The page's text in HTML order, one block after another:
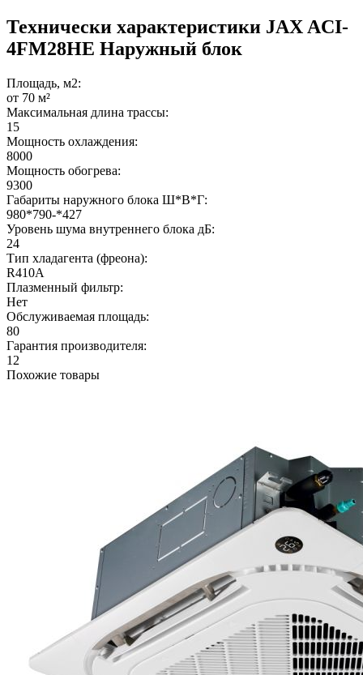
Технически характеристики JAX ACI-
4FM28HE Наружный блок
Площадь, м2:
от 70 м²
Максимальная длина трассы:
15
Мощность охлаждения:
8000
Мощность обогрева:
9300
Габариты наружного блока Ш*В*Г:
980*790-*427
Уровень шума внутреннего блока дБ:
24
Тип хладагента (фреона):
R410A
Плазменный фильтр:
Нет
Обслуживаемая площадь:
80
Гарантия производителя:
12
Похожие товары